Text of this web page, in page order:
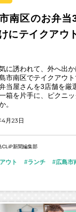
南区のお弁当
にテイクアウ
に誘われて、外へ出
市南区でテイクアウ
当屋さんを3店舗を厳
箱を片手に、ピクニ
。
月23日
CLiP新聞編集部
ウト ランチ 広島市